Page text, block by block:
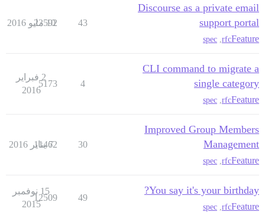
Discourse as a private email
support portal
Feature
rfc
spec
43
23592
10 مايو 2016
CLI command to migrate a
single category
Feature
rfc
spec
4
5173
2 فبراير
2016
Improved Group Members
Management
Feature
rfc
spec
30
11462
7 يناير 2016
You say it's your birthday?
Feature
rfc
spec
49
12509
15 نوفمبر
2015